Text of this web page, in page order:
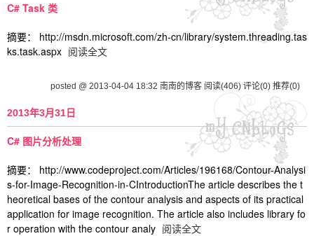
C# Task 类
摘要： http://msdn.microsoft.com/zh-cn/library/system.threading.tas
ks.task.aspx 阅读全文
posted @ 2013-04-04 18:32 南南的博客 阅读(406) 评论(0) 推荐(0)
2013年3月31日
C# 图片分析处理
摘要： http://www.codeproject.com/Articles/196168/Contour-Analysi
s-for-Image-Recognition-in-CIntroductionThe article describes the t
heoretical bases of the contour analysis and aspects of its practical
application for image recognition. The article also includes library fo
r operation with the contour analy 阅读全文